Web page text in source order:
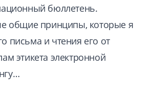
бюллетень.
общие принципы, которые я
письма и чтения его от
этикета электронной